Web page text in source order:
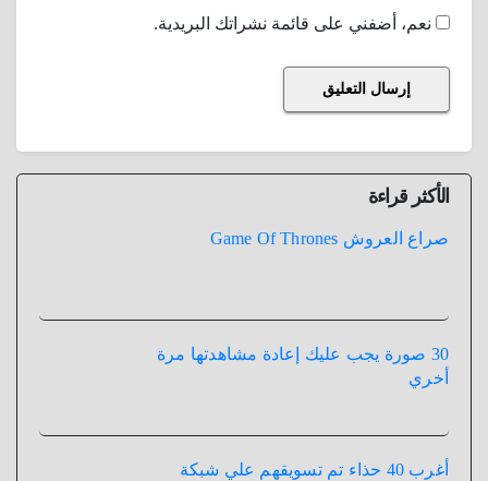
نعم، أضفني على قائمة نشراتك البريدية.
الأكثر قراءة
صراع العروش Game Of Thrones
30 صورة يجب عليك إعادة مشاهدتها مرة
أخري
أغرب 40 حذاء تم تسويقهم علي شبكة